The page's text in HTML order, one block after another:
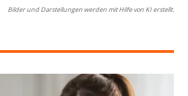
Bilder und Darstellungen werden mit Hilfe von KI erstellt.